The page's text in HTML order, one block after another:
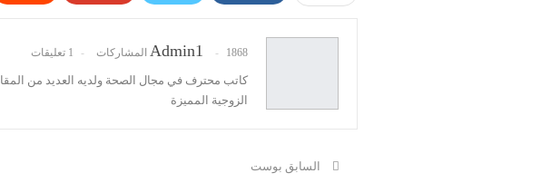
Admin1 1868 المشاركات 1 تعليقات
كاتب محترف في مجال الصحة ولديه العديد من
الزوجية المميزة
السابق بوست